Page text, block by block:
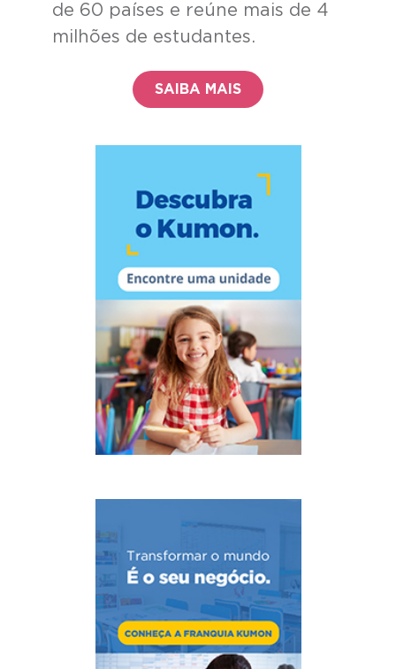
de 60 países e reúne mais de 4
milhões de estudantes.
SAIBA MAIS